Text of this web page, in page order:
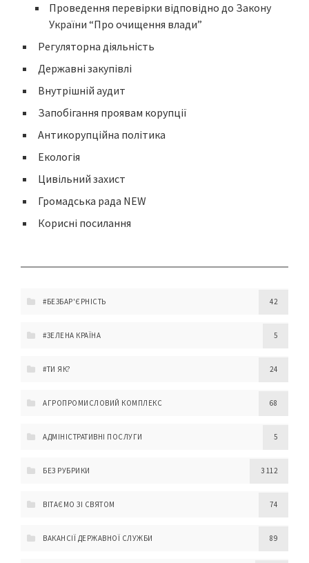
Проведення перевірки відповідно до Закону
України “Про очищення влади”
Регуляторна діяльність
Державні закупівлі
Внутрішній аудит
Запобігання проявам корупції
Антикорупційна політика
Екологія
Цивільний захист
Громадська рада NEW
Корисні посилання
#БЕЗБАР'ЄРНІСТЬ 42
#ЗЕЛЕНА КРАЇНА 5
#ТИ ЯК? 24
АГРОПРОМИСЛОВИЙ КОМПЛЕКС 68
АДМІНІСТРАТИВНІ ПОСЛУГИ 5
БЕЗ РУБРИКИ 3 112
ВІТАЄМО ЗІ СВЯТОМ 74
ВАКАНСІЇ ДЕРЖАВНОЇ СЛУЖБИ 89